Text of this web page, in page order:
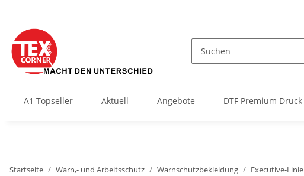
A1 Topseller Aktuell Angebote DTF Premium Druck
Startseite Warn,- und Arbeitsschutz Warnschutzbekleidung Executive-Linie